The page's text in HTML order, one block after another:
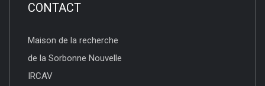
CONTACT
Maison de la recherche
de la Sorbonne Nouvelle
IRCAV